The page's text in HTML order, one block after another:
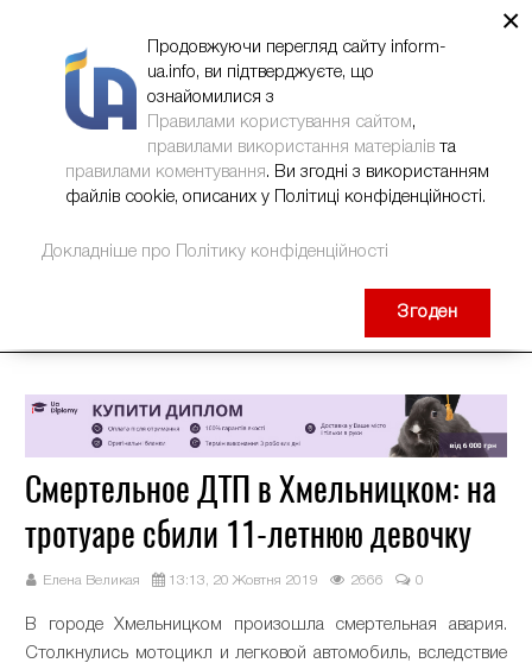
Смертельное ДТП в Хмельницком: на
тротуаре сбили 11-летнюю девочку
Елена Великая 13:13, 20 Жовтня 2019 2666 0
В городе Хмельницком произошла смертельная авария.
Столкнулись мотоцикл и легковой автомобиль, вследствие
×
Продовжуючи перегляд сайту inform-
ua.info, ви підтверджуєте, що
ознайомилися з
Правилами користування сайтом,
правилами використання матеріалів та
правилами коментування. Ви згодні з використанням
файлів cookie, описаних у Політиці конфіденційності.
Докладніше про Політику конфіденційності
Згоден